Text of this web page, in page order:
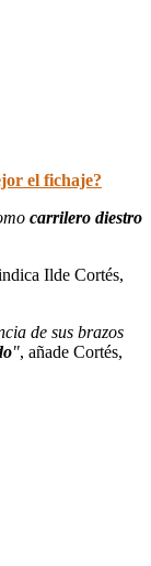
el fichaje?
carrilero diestro
Ilde Cortés,
de sus brazos
", añade Cortés,